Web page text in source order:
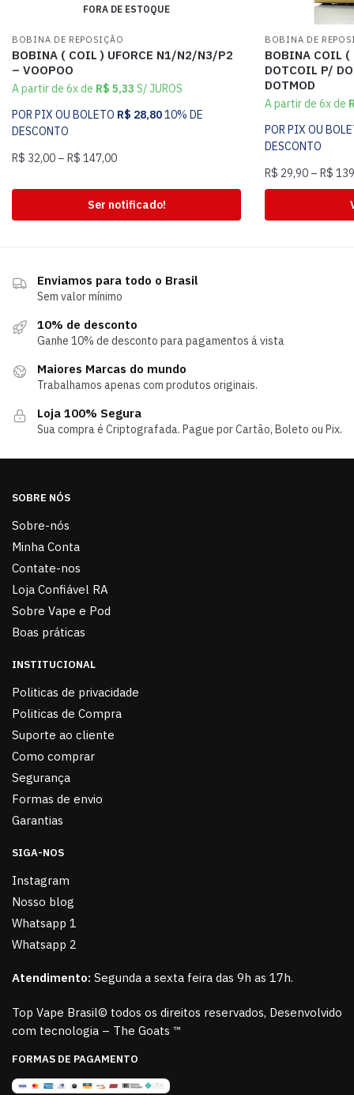
FORA DE ESTOQUE
BOBINA DE REPOSIÇÃO
BOBINA ( COIL ) UFORCE N1/N2/N3/P2
– VOOPOO
A partir de 6x de R$ 5,33 S/ JUROS
POR PIX OU BOLETO R$ 28,8010% DE
DESCONTO
R$ 32,00 – R$ 147,00
Ser notificado!
BOBINA DE
BOBINA COIL (
DOTCOIL P/
DOTMOD
A partir de 6x de
POR PIX OU
DESCONTO
R$ 29,90 – R$
Enviamos para todo o Brasil
Sem valor mínimo
10% de desconto
Ganhe 10% de desconto para pagamentos á vista
Maiores Marcas do mundo
Trabalhamos apenas com produtos originais.
Loja 100% Segura
Sua compra é Criptografada. Pague por Cartão, Boleto ou Pix.
SOBRE NÓS
Sobre-nós
Minha Conta
Contate-nos
Loja Confiável RA
Sobre Vape e Pod
Boas práticas
INSTITUCIONAL
Politicas de privacidade
Politicas de Compra
Suporte ao cliente
Como comprar
Segurança
Formas de envio
Garantias
SIGA-NOS
Instagram
Nosso blog
Whatsapp 1
Whatsapp 2
Atendimento: Segunda a sexta feira das 9h as 17h.
Top Vape Brasil© todos os direitos reservados, Desenvolvido
com tecnologia – The Goats ™
FORMAS DE PAGAMENTO